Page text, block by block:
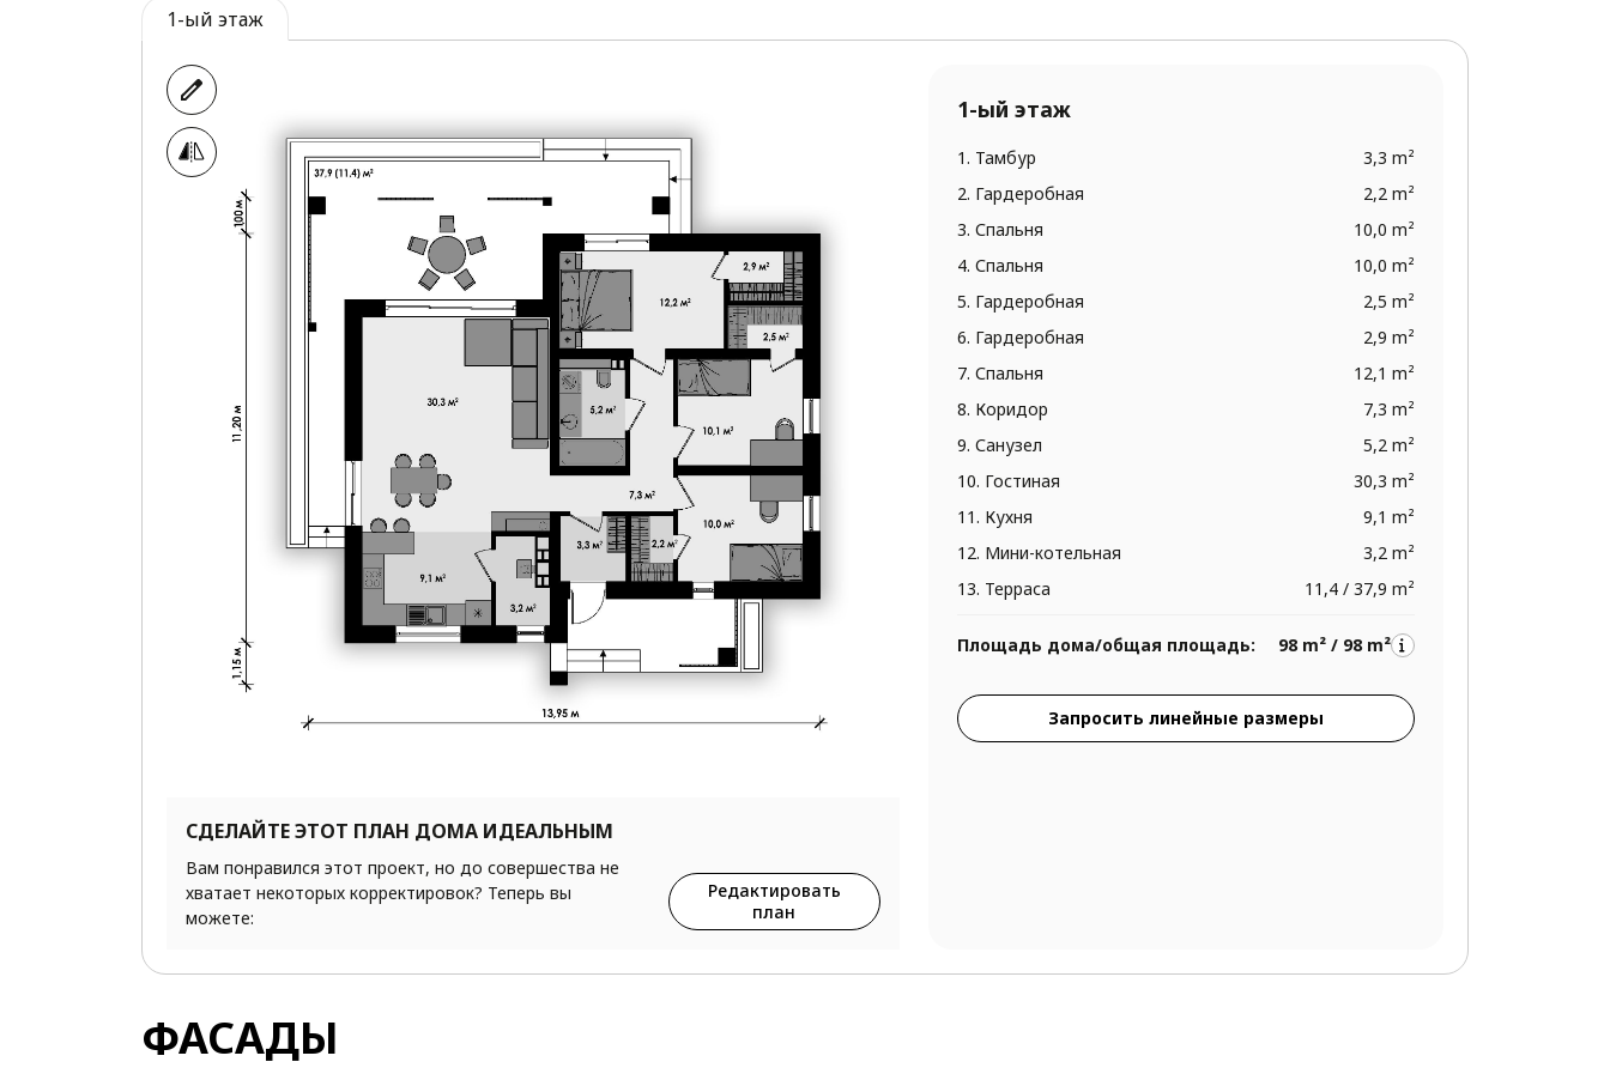
1-ый этаж
СДЕЛАЙТЕ ЭТОТ ПЛАН ДОМА ИДЕАЛЬНЫМ
Вам понравился этот проект, но до совершества не
хватает некоторых корректировок? Теперь вы
можете:
Редактировать
план
1-ый этаж
1. Тамбур
3,3 m²
2. Гардеробная
2,2 m²
3. Спальня
10,0 m²
4. Спальня
10,0 m²
5. Гардеробная
2,5 m²
6. Гардеробная
2,9 m²
7. Спальня
12,1 m²
8. Коридор
7,3 m²
9. Санузел
5,2 m²
10. Гостиная
30,3 m²
11. Кухня
9,1 m²
12. Мини-котельная
3,2 m²
13. Терраса
11,4 / 37,9 m²
Площадь дома/общая площадь: 98 m² / 98 m²
Запросить линейные размеры
ФАСАДЫ